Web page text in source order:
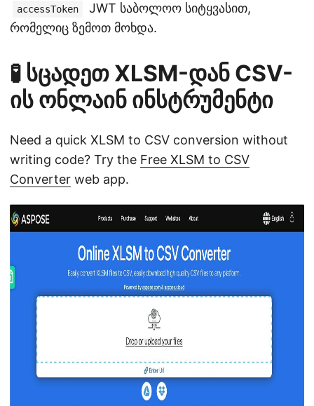
accessToken
JWT საბოლოო სიტყვასით,
რომელიც ზემოთ მოხდა.
🧪 სცადეთ XLSM-დან CSV-
ის ონლაინ ინსტრუმენტი
Need a quick XLSM to CSV conversion without
writing code? Try the Free XLSM to CSV
Converter web app.